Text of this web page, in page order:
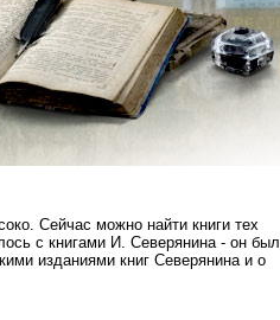
Сейчас можно найти книги тех
с книгами И. Северянина - он был
изданиями книг Северянина и о